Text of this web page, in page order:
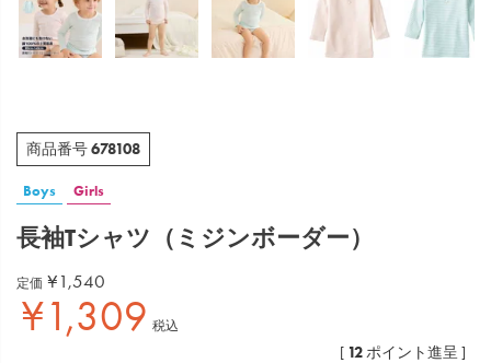
商品番号678108
Boys Girls
長袖Tシャツ（ミジンボーダー）
定価 ¥ 1,540
¥1,309 税込
[ 12ポイント進呈 ]